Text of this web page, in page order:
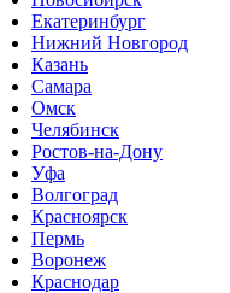
Екатеринбург
Нижний Новгород
Казань
Самара
Омск
Челябинск
Ростов-на-Дону
Уфа
Волгоград
Красноярск
Пермь
Воронеж
Краснодар